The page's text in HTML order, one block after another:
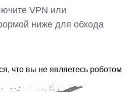
VPN или
ниже для обхода
что вы не являетесь роботом